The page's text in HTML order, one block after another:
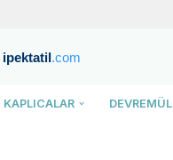
ipektatil.com
KAPLICALAR